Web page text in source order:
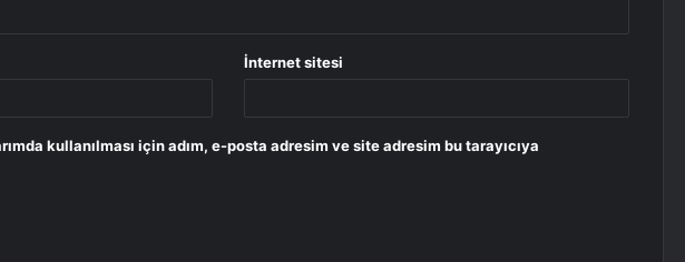
İnternet sitesi
kullanılması için adım, e-posta adresim ve site adresim bu tarayıcıya